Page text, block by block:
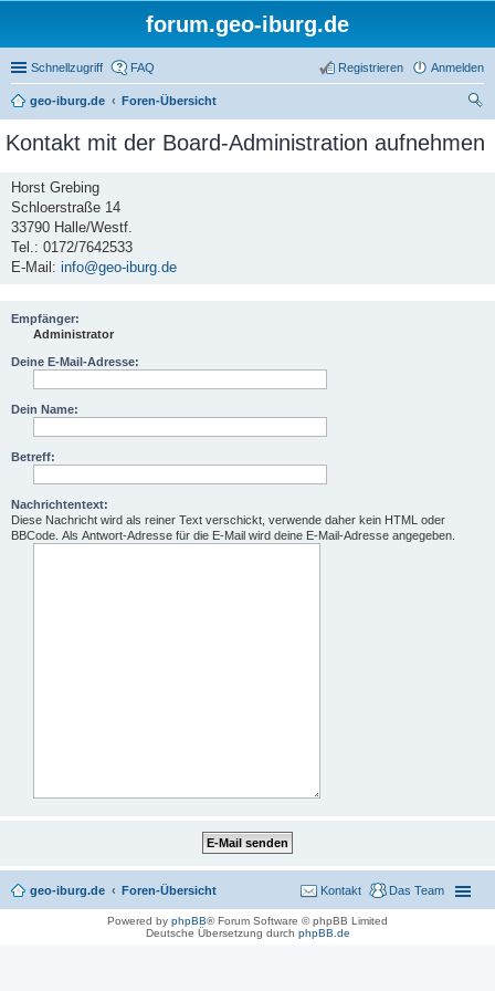
forum.geo-iburg.de
Schnellzugriff FAQ Anmelden
Registrieren
geo-iburg.de
Foren-Übersicht
he
Kontakt mit der Board-Administration aufnehmen
Horst Grebing
Schloerstraße 14
33790 Halle/Westf.
Tel.: 0172/7642533
E-Mail: info@geo-iburg.de
Empfänger:
Administrator
Deine E-Mail-Adresse:
Dein Name:
Betreff:
Nachrichtentext:
Diese Nachricht wird als reiner Text verschickt, verwende daher kein HTML oder
BBCode. Als Antwort-Adresse für die E-Mail wird deine E-Mail-Adresse angegeben.
geo-iburg.de Foren-Übersicht Das Team
Kontakt
Powered by phpBB® Forum Software © phpBB Limited
Deutsche Übersetzung durch phpBB.de